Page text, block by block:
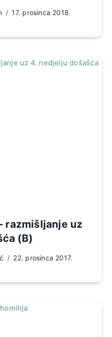
17. prosinca 2018.
razmišljanje uz
(B)
22. prosinca 2017.